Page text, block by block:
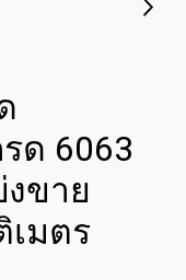
ด 6063
งขาย
เมตร